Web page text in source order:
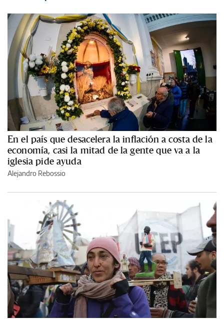
En el país que desacelera la inflación a costa de la
economía, casi la mitad de la gente que va a la
iglesia pide ayuda
Alejandro Rebossio